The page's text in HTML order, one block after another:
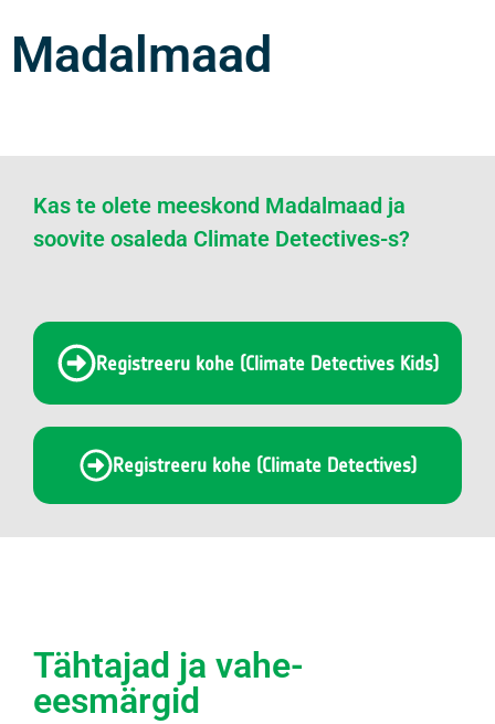
Madalmaad
Kas te olete meeskond Madalmaad ja
soovite osaleda Climate Detectives-s?
Registreeru kohe (Climate Detectives Kids)
Registreeru kohe (Climate Detectives)
Tähtajad ja vahe-
eesmärgid